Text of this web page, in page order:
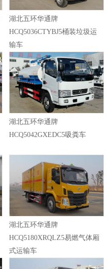
湖北五环华通牌
HCQ5036CTYBJ5桶装垃圾运
输车
湖北五环华通牌
HCQ5042GXEDC5吸粪车
湖北五环华通牌
HCQ5180XRQLZ5易燃气体厢
式运输车